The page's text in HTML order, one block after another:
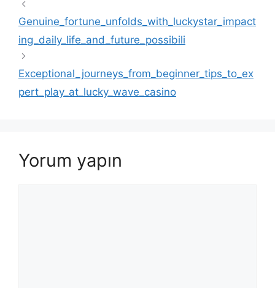
Genuine_fortune_unfolds_with_luckystar_impact
ing_daily_life_and_future_possibili
Exceptional_journeys_from_beginner_tips_to_ex
pert_play_at_lucky_wave_casino
Yorum yapın